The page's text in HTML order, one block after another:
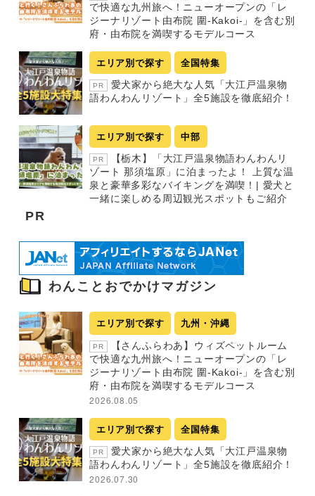
で快適な九州旅へ！ニューオープンの「レ
ジーナリゾート由布院 圍-Kakoi-」を含む別
府・由布院を満喫するモデルコース
エリア別で探す 全国特集
PR
愛犬家から絶大な人気「大江戸温泉物
語わんわんリゾート」全5施設を徹底紹介！
エリア別で探す 中部
PR
【栃木】「大江戸温泉物語わんわんリ
ゾート 那須塩原」に泊まったよ！ 上質な温
泉と豪華多彩なバイキングを満喫！| 愛犬と
一緒に楽しめる周辺観光スポットもご紹介
PR
わんことおでかけマガジン
エリア別で探す 九州・沖縄
PR
【さんふらわあ】ウィズペットルーム
で快適な九州旅へ！ニューオープンの「レ
ジーナリゾート由布院 圍-Kakoi-」を含む別
府・由布院を満喫するモデルコース
2026.08.05
エリア別で探す 全国特集
PR
愛犬家から絶大な人気「大江戸温泉物
語わんわんリゾート」全5施設を徹底紹介！
2026.07.30